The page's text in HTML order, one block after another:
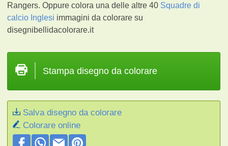
Rangers. Oppure colora una delle altre 40 Squadre di
calcio Inglesi immagini da colorare su
disegnibellidacolorare.it
Stampa disegno da colorare
Salva disegno da colorare
Colorare online